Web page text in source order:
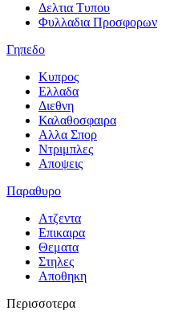
Δελτια Τυπου
Φυλλαδια Προσφορων
Γηπεδο
Κυπρος
Ελλαδα
Διεθνη
Καλαθοσφαιρα
Αλλα Σπορ
Ντριμπλες
Αποψεις
Παραθυρο
Ατζεντα
Επικαιρα
Θεματα
Στηλες
Αποθηκη
Περισσοτερα